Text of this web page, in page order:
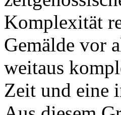
Komplexität
Gemälde vor
weitaus
Zeit und eine